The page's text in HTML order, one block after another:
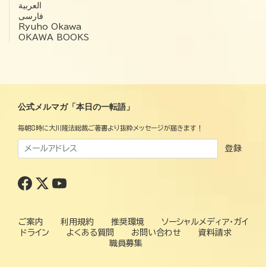
العربية‏
فارسی
Ryuho Okawa
OKAWA BOOKS
公式メルマガ「本日の一転語」
毎朝8時に大川隆法総裁ご著書より抜粋メッセージが届きます！
登録
ご案内 利用規約 推奨環境
ソーシャルメディア・ガイ
ドライン
よくある質問 お問い合わせ
資料請求
職員募集